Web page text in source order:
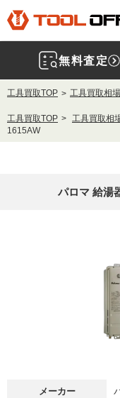
無料査定
工具買取TOP 工具買取相
工具買取TOP 工具買取相
1615AW
パロマ 給湯
メーカー